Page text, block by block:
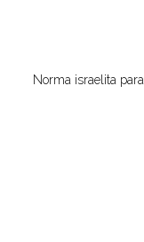
Norma israelita